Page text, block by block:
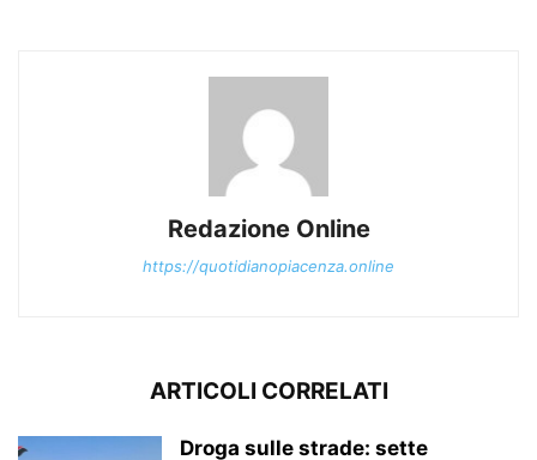
Redazione Online
https://quotidianopiacenza.online
ARTICOLI CORRELATI
Droga sulle strade: sette